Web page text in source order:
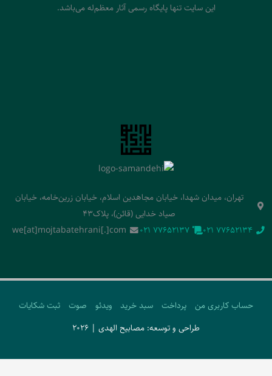
این سایت تنها پایگاه رسمی آثار معظم‌له می‌باشد.
تهران، میدان شهدا، خیابان مجاهدین اسلام، خیابان زرین‌خامه، خیابان
صیاد خدایی (قائن)، پلاک43
‭021 77652134‬
‭021 77652137‬
we[at]mojtabatehrani[.]com
حساب کاربری من پرداخت سبد خرید ویدئو صوت
ثبت شکایات
طراحی و توسعه: مصابیح الهدی | 2026